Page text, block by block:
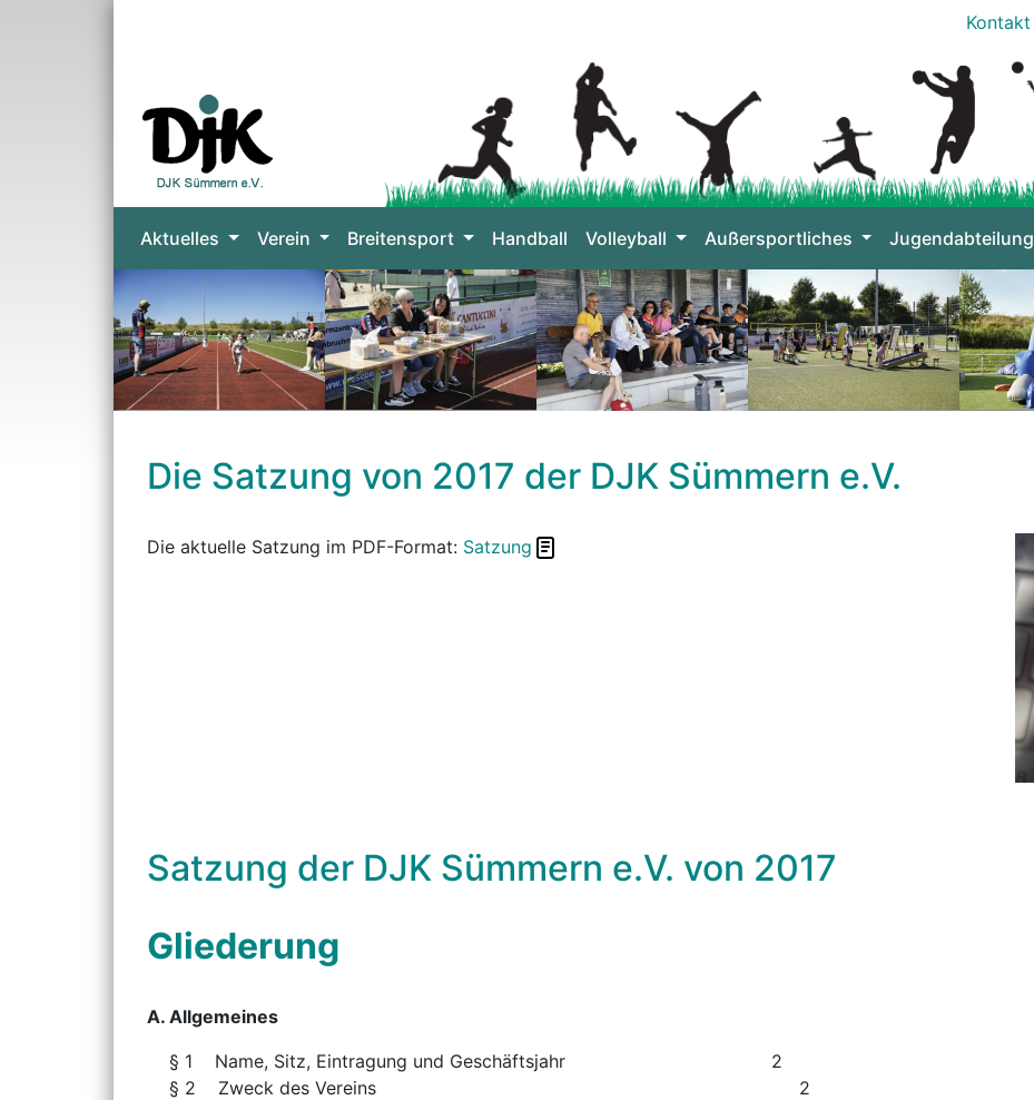
Kontakt
Aktuelles Verein Breitensport Handball Volleyball Außersportliches Jugendabteilung
Die Satzung von 2017 der DJK Sümmern e.V.
Die aktuelle Satzung im PDF-Format: Satzung
Satzung der DJK Sümmern e.V. von 2017
Gliederung
A. Allgemeines
§ 1 Name, Sitz, Eintragung und Geschäftsjahr 2
§ 2 Zweck des Vereins 2